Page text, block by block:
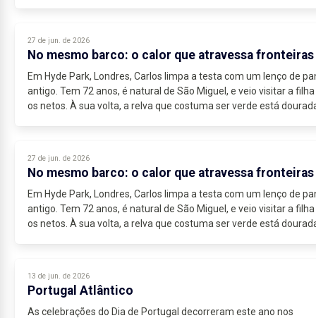
27 de jun. de 2026
No mesmo barco: o calor que atravessa fronteiras
Em Hyde Park, Londres, Carlos limpa a testa com um lenço de
antigo. Tem 72 anos, é natural de São Miguel, e veio visitar a filha
os netos. À sua volta, a relva que costuma ser verde está
27 de jun. de 2026
No mesmo barco: o calor que atravessa fronteiras
Em Hyde Park, Londres, Carlos limpa a testa com um lenço de
antigo. Tem 72 anos, é natural de São Miguel, e veio visitar a filha
os netos. À sua volta, a relva que costuma ser verde está
13 de jun. de 2026
Portugal Atlântico
As celebrações do Dia de Portugal decorreram este ano nos